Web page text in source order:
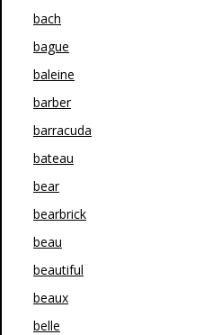
bach
bague
baleine
barber
barracuda
bateau
bear
bearbrick
beau
beautiful
beaux
belle